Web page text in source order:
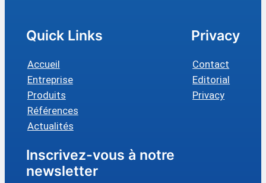
Quick Links
Accueil
Entreprise
Produits
Références
Actualités
Privacy
Contact
Editorial
Privacy
Inscrivez-vous à notre
newsletter